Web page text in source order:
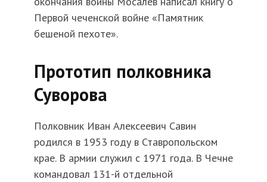
Первой чеченской войне «Памятник
бешеной пехоте».
Прототип полковника
Суворова
Полковник Иван Алексеевич Савин
родился в 1953 году в Ставропольском
крае. В армии служил с 1971 года. В Чечне
командовал 131-й отдельной